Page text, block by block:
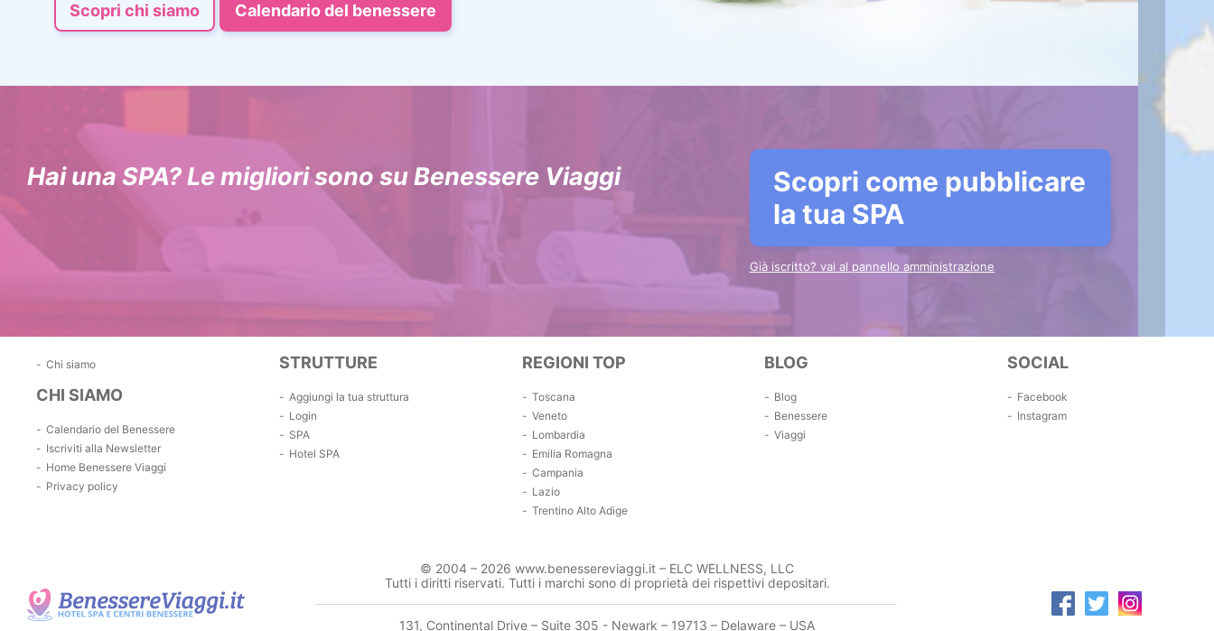
Scopri chi siamo Calendario del benessere
Hai una SPA? Le migliori sono su Benessere Viaggi
Scopri come pubblicare
la tua SPA
Già iscritto? vai al pannello amministrazione
Chi siamo
CHI SIAMO
Calendario del Benessere
Iscriviti alla Newsletter
Home Benessere Viaggi
Privacy policy
STRUTTURE
Aggiungi la tua struttura
Login
SPA
Hotel SPA
REGIONI TOP
Toscana
Veneto
Lombardia
Emilia Romagna
Campania
Lazio
Trentino Alto Adige
BLOG
Blog
Benessere
Viaggi
SOCIAL
Facebook
Instagram
© 2004 – 2026 www.benessereviaggi.it – ELC WELLNESS, LLC
Tutti i diritti riservati. Tutti i marchi sono di proprietà dei rispettivi depositari.
131, Continental Drive – Suite 305 - Newark – 19713 – Delaware – USA